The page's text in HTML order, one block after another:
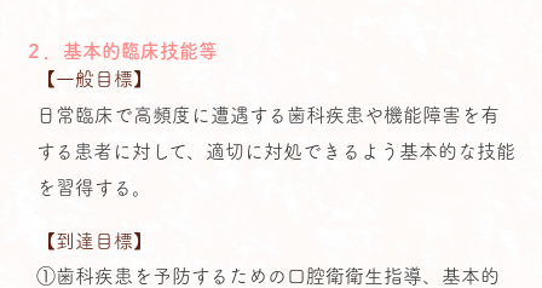
２．基本的臨床技能等
【一般目標】
日常臨床で高頻度に遭遇する歯科疾患や機能障害を有
する患者に対して、適切に対処できるよう基本的な技能
を習得する。
【到達目標】
①歯科疾患を予防するための口腔衛衛生指導、基本的